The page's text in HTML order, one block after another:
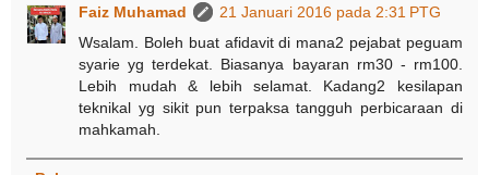
Faiz Muhamad
21 Januari 2016 pada 2:31 PTG
Wsalam. Boleh buat afidavit di mana2 pejabat peguam
syarie yg terdekat. Biasanya bayaran rm30 - rm100.
Lebih mudah & lebih selamat. Kadang2 kesilapan
teknikal yg sikit pun terpaksa tangguh perbicaraan di
mahkamah.